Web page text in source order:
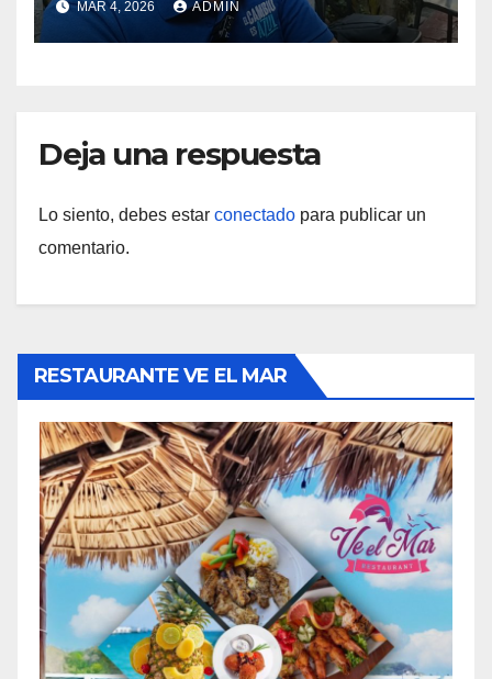
municipales.
MAR 4, 2026 ADMIN
Deja una respuesta
Lo siento, debes estar conectado para publicar un
comentario.
RESTAURANTE VE EL MAR